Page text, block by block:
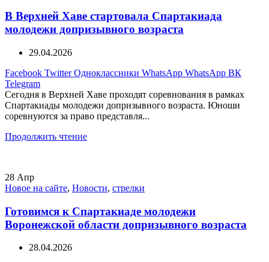
В Верхней Хаве стартовала Спартакиада
молодежи допризывного возраста
29.04.2026
Facebook Twitter Одноклассники WhatsApp WhatsApp ВК
Telegram
Сегодня в Верхней Хаве проходят соревнования в рамках
Спартакиады молодежи допризывного возраста. Юноши
соревнуются за право представля...
Продолжить чтение
28 Апр
Новое на сайте, Новости, стрелки
Готовимся к Спартакиаде молодежи
Воронежской области допризывного возраста
28.04.2026